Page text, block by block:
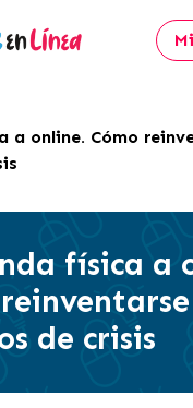
a online. Cómo
física a
de crisis